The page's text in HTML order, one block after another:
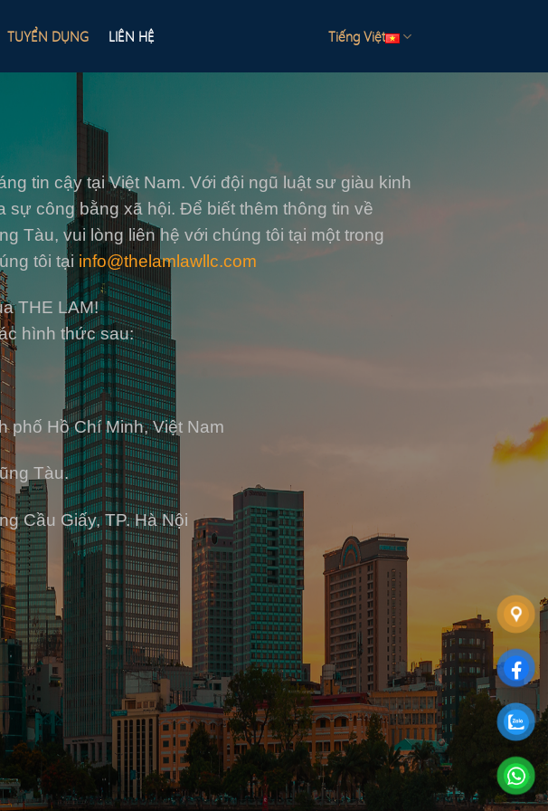
TUYỂN DỤNG LIÊN HỆ Tiếng Việt
tin cậy tại Việt Nam. Với đội ngũ luật sư giàu kinh
sự công bằng xã hội. Để biết thêm thông tin về
Tàu, vui lòng liên hệ với chúng tôi tại một trong
tôi tại info@thelamlawllc.com
THE LAM!
hình thức sau:
phố Hồ Chí Minh, Việt Nam
Tàu.
Cầu Giấy, TP. Hà Nội